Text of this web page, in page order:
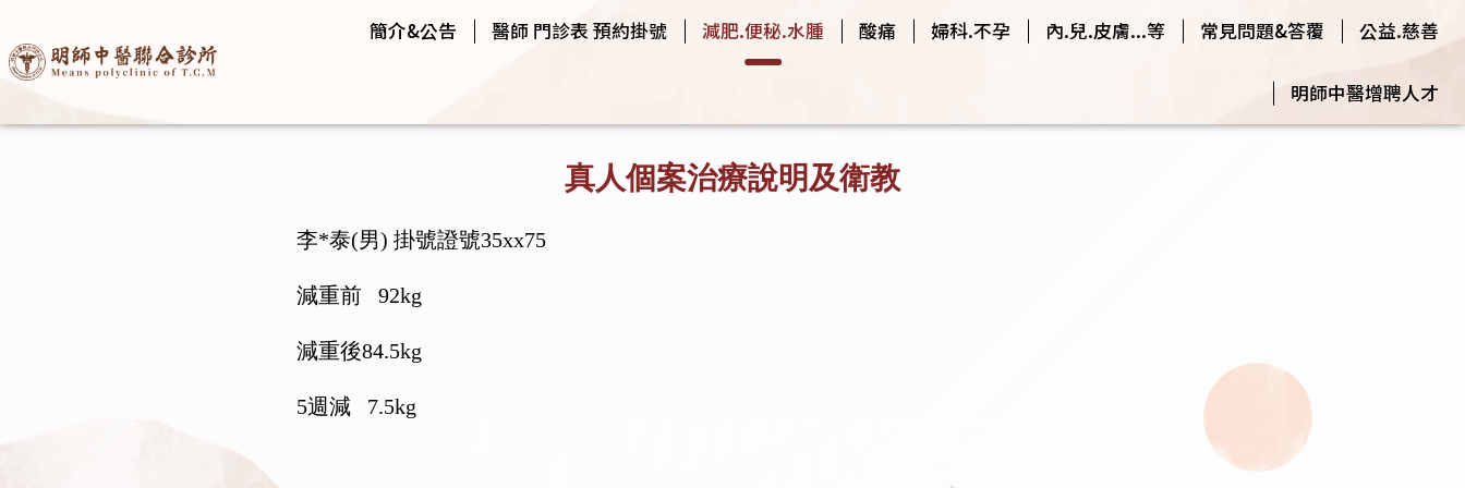
簡介&公告 醫師 門診表 預約掛號 減肥.便秘.水腫 酸痛 婦科.不孕 內.兒.皮膚...等 常見問題&答覆 公益.慈善
明師中醫增聘人才
真人個案治療說明及衛教
李*泰(男) 掛號證號35xx75
減重前 92kg
減重後84.5kg
5週減 7.5kg